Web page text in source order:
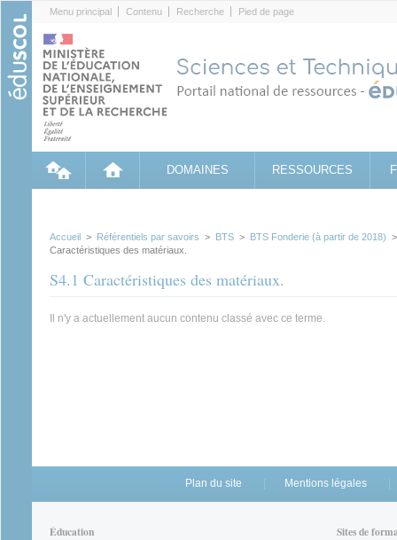
Menu principal Contenu Recherche Pied de page
DOMAINES RESSOURCES
Accueil > Référentiels par savoirs > BTS > BTS Fonderie (à partir de 2018)
Caractéristiques des matériaux.
S4.1 Caractéristiques des matériaux.
Il n'y a actuellement aucun contenu classé avec ce terme.
Plan du site Mentions légales
Éducation Sites de